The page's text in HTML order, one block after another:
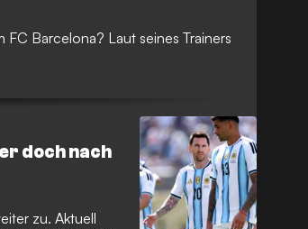
Barcelona? Laut seines Trainers
doch nach
zu. Aktuell